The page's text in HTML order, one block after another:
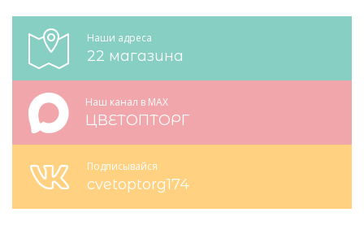
Наши адреса
22 магазина
Наш канал в MAX
ЦВЕТОПТОРГ
Подписывайся
cvetoptorg174